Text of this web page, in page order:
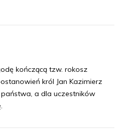
kończącą tzw. rokosz
król Jan Kazimierz
a dla uczestników